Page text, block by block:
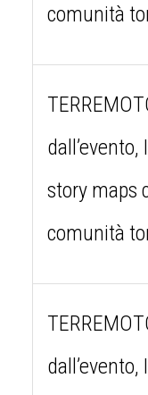
comunità
dall’evento,
story maps
comunità
dall’evento,